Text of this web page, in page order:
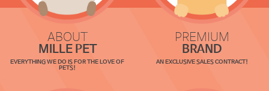
a
i
ABOUT
MILLE PET
EVERYTHING WE DO IS FOR THE LOVE OF
PETS!
PREMIUM
BRAND
AN EXCLUSIVE SALES CONTRACT!